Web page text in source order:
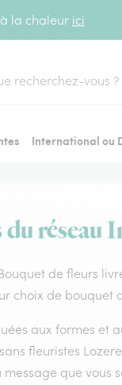
la chaleur ici
International ou
réseau
de fleurs
choix de bouquet
aux formes et
fleuristes
que vous